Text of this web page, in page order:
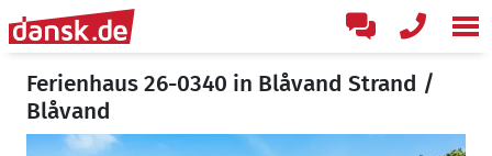
Ferienhaus 26-0340 in Blåvand Strand /
Blåvand